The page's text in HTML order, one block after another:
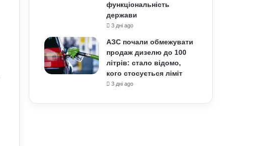
функціональність
держави
3 дні ago
АЗС почали обмежувати
продаж дизелю до 100
літрів: стало відомо,
кого стосується ліміт
3 дні ago